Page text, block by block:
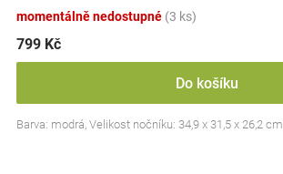
momentálně nedostupné (3 ks)
799 Kč
Do košíku
Barva: modrá, Velikost nočníku: 34,9 x 31,5 x 26,2 cm